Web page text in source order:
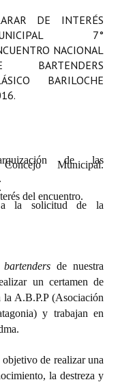
DE INTERÉS
7°
NACIONAL
BARTENDERS
BARILOCHE
de las
Municipal.
del encuentro.
a la solicitud de la
bartenders de nuestra
un certamen de
la A.B.P.P (Asociación
y trabajan en
de realizar una
la destreza y